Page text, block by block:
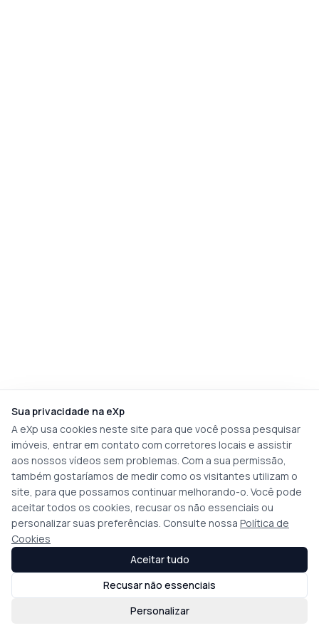
Sua privacidade na eXp
A eXp usa cookies neste site para que você possa pesquisar
imóveis, entrar em contato com corretores locais e assistir
aos nossos vídeos sem problemas. Com a sua permissão,
também gostaríamos de medir como os visitantes utilizam o
site, para que possamos continuar melhorando-o. Você pode
aceitar todos os cookies, recusar os não essenciais ou
personalizar suas preferências. Consulte nossa Política de
Cookies
Personalizar
Recusar não essenciais
Aceitar tudo